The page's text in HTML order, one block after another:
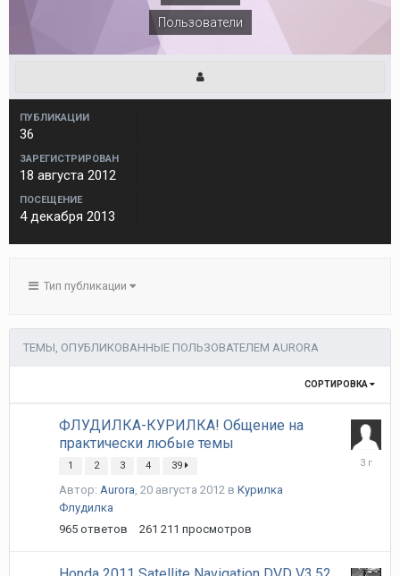
Пользователи
ПУБЛИКАЦИИ
36
ЗАРЕГИСТРИРОВАН
18 августа 2012
ПОСЕЩЕНИЕ
4 декабря 2013
Тип публикации
ТЕМЫ, ОПУБЛИКОВАННЫЕ ПОЛЬЗОВАТЕЛЕМ AURORA
СОРТИРОВКА
ФЛУДИЛКА-КУРИЛКА! Общение на
практически любые темы
1 2 3 4 39
Автор: Aurora, 20 августа 2012 в Курилка
Флудилка
965 ответов 261 211 просмотров
21